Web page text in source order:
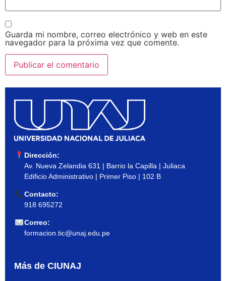
Guarda mi nombre, correo electrónico y web en este
navegador para la próxima vez que comente.
Dirección:
Av. Nueva Zelandia 631 | Barrio la Capilla | Juliaca
Edificio Administrativo | Primer Piso | 102 B
Contacto:
918 695272
Correo:
formacion.tic@unaj.edu.pe
Más de CIUNAJ